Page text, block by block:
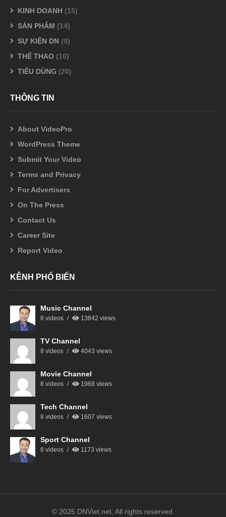
KINH DOANH (15)
SẢN PHẨM (14)
SỰ KIỆN DN (9)
THỂ THAO (10)
TIÊU DÙNG (20)
THÔNG TIN
About VideoPro
WordPress Theme
Submit Your Video
Terms and Privacy
For Advertisers
On The Press
Contact Us
Career Site
Report Video
KÊNH PHỔ BIẾN
Music Channel
8 videos 13842 views
TV Channel
8 videos 4043 views
Movie Channel
8 videos 1968 views
Tech Channel
8 videos 1607 views
Sport Channel
8 videos 1173 views
© 2025 DNViet.net. All rights reserved.